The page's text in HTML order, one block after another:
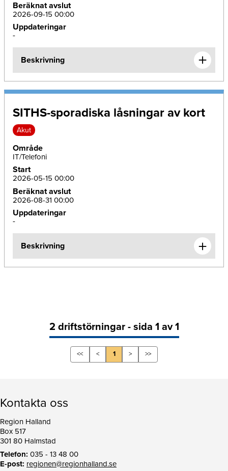
Beräknat avslut
2026-09-15 00:00
Uppdateringar
-
Beskrivning
SITHS-sporadiska låsningar av kort
Akut
Område
IT/Telefoni
Start
2026-05-15 00:00
Beräknat avslut
2026-08-31 00:00
Uppdateringar
-
Beskrivning
2 driftstörningar - sida 1 av 1
<< < 1 > >>
Kontakta oss
Region Halland
Box 517
301 80 Halmstad
Telefon: 035 - 13 48 00
E-post: regionen@regionhalland.se